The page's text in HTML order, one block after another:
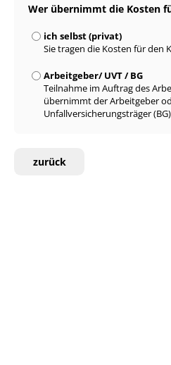
Wer übernimmt die Kosten
ich selbst (privat)
Sie tragen die Kosten für den
Arbeitgeber/ UVT / BG
Teilnahme im Auftrag des
übernimmt der Arbeitgeber
Unfallversicherungsträger
zurück